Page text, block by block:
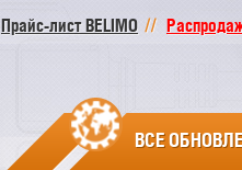
Прайс-лист BELIMO
ВСЕ